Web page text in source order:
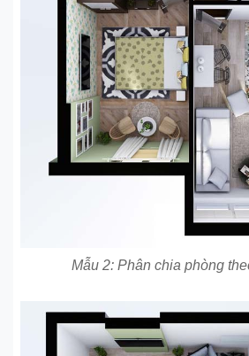
Mẫu 2: Phân chia phòng